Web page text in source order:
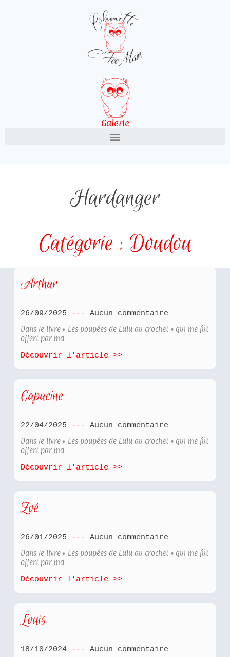
Galerie
Hardanger
Catégorie : Doudou
Arthur
26/09/2025
Aucun commentaire
Dans le livre « Les poupées de Lulu au crochet » qui me fut
offert par ma
Découvrir l'article >>
Capucine
22/04/2025
Aucun commentaire
Dans le livre « Les poupées de Lulu au crochet » qui me fut
offert par ma
Découvrir l'article >>
Zoé
26/01/2025
Aucun commentaire
Dans le livre « Les poupées de Lulu au crochet » qui me fut
offert par ma
Découvrir l'article >>
Louis
18/10/2024
Aucun commentaire